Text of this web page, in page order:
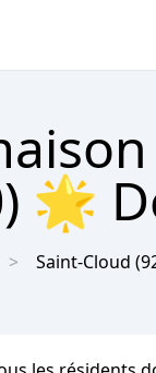
🌟
Saint-Cloud